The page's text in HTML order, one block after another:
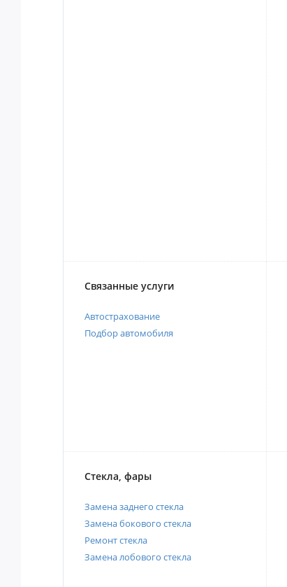
Связанные услуги
Автострахование
Подбор автомобиля
Стекла, фары
Замена заднего стекла
Замена бокового стекла
Ремонт стекла
Замена лобового стекла